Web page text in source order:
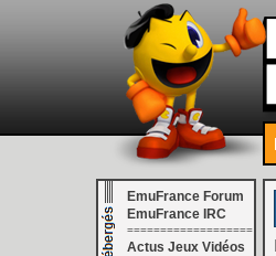
EmuFrance Forum
EmuFrance IRC
===================
Actus Jeux Vidéos